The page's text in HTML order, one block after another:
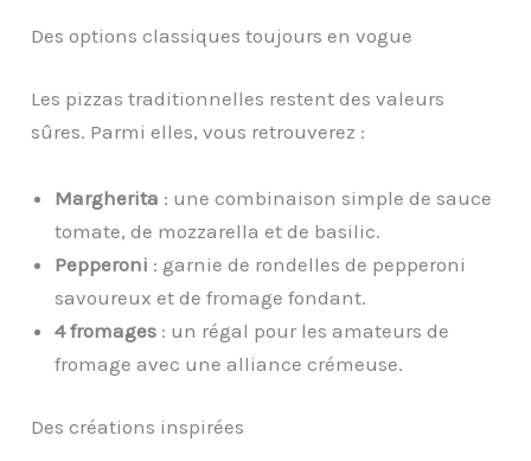
Des options classiques toujours en vogue
Les pizzas traditionnelles restent des valeurs
sûres. Parmi elles, vous retrouverez :
Margherita : une combinaison simple de sauce
tomate, de mozzarella et de basilic.
Pepperoni : garnie de rondelles de pepperoni
savoureux et de fromage fondant.
4 fromages : un régal pour les amateurs de
fromage avec une alliance crémeuse.
Des créations inspirées